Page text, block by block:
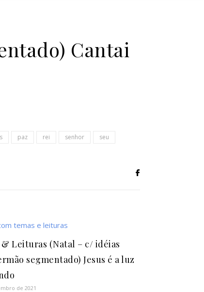
Cantai
paz rei senhor
seu
& Leituras (Natal – c/ idéias
segmentado) Jesus é a luz
de 2021